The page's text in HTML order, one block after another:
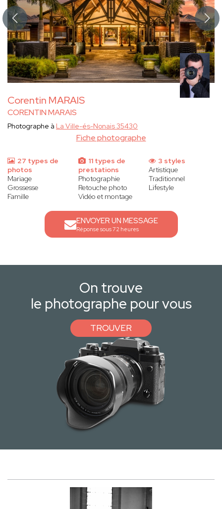
Corentin MARAIS
CORENTIN MARAIS
Fiche photographe
Photographe à La Ville-és-Nonais 35430
27 types de
photos
Mariage
Grossesse
Famille
11 types de
prestations
Photographie
Retouche photo
Vidéo et montage
3 styles
Artistique
Traditionnel
Lifestyle
ENVOYER UN MESSAGE
Réponse sous 72 heures
On trouve
le photographe pour vous
TROUVER